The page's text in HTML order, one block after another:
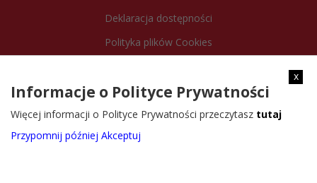
Deklaracja dostępności
Polityka plików Cookies
x
Informacje o Polityce Prywatności
Więcej informacji o Polityce Prywatności przeczytasz tutaj
Przypomnij później Akceptuj